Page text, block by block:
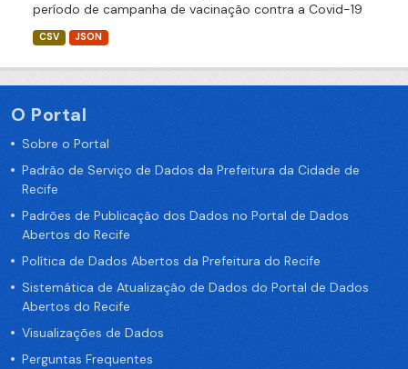
período de campanha de vacinação contra a Covid-19
CSV JSON
O Portal
Sobre o Portal
Padrão de Serviço de Dados da Prefeitura da Cidade de
Recife
Padrões de Publicação dos Dados no Portal de Dados
Abertos do Recife
Política de Dados Abertos da Prefeitura do Recife
Sistemática de Atualização de Dados do Portal de Dados
Abertos do Recife
Visualizações de Dados
Perguntas Frequentes